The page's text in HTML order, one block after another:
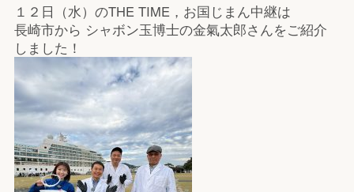
１２日（水）のTHE TIME，お国じまん中継は
長崎市から シャボン玉博士の金氣太郎さんをご紹介
しました！